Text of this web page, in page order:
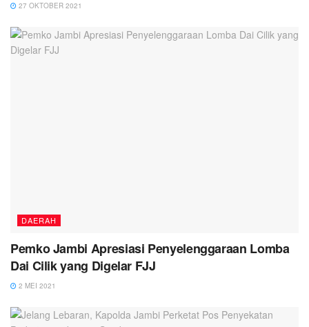
27 OKTOBER 2021
DAERAH
Pemko Jambi Apresiasi Penyelenggaraan Lomba
Dai Cilik yang Digelar FJJ
2 MEI 2021